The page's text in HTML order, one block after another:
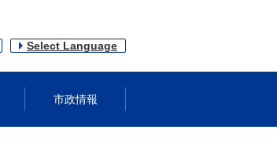
Select Language
市政情報